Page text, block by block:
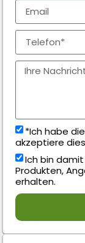
*Ich habe die
akzeptiere
Ich bin
Produkten,
erhalten.